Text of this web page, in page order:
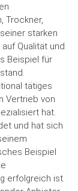
Trockner,
starken
Qualität und
Beispiel für
tätiges
Vertrieb von
hat.
und hat sich
Beispiel
erfolgreich ist.